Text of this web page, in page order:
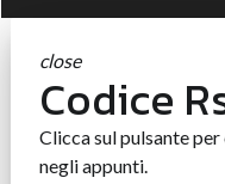
close
Codice
Clicca sul pulsante per
negli appunti.